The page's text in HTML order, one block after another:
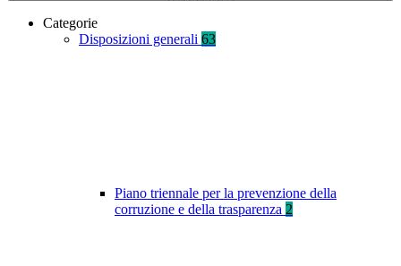
Categorie
Disposizioni generali 63
Piano triennale per la prevenzione della
corruzione e della trasparenza 2